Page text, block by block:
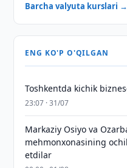
Barcha valyuta kurslari →
ENG KO'P O'QILGAN
Toshkentda kichik
23:07 · 31/07
Markaziy Osiyo va
mehmonxonasining
etdilar